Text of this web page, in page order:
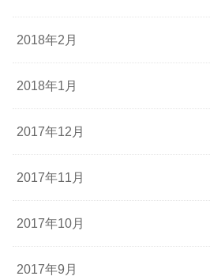
2018年2月
2018年1月
2017年12月
2017年11月
2017年10月
2017年9月